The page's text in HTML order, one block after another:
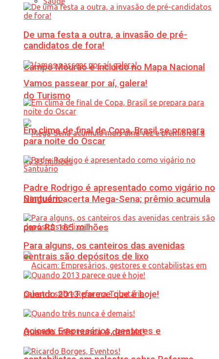
Campo Mourão é incluído no Mapa Nacional
do Turismo
Ninguém acerta Mega-Sena; prêmio acumula
para R$ 165 milhões
Acicam: Empresários, gestores e
De uma festa a outra, a invasão de pré-
candidatos de fora!
Vamos passear por aí, galera!
Em clima de final de Copa, Brasil se prepara
para noite do Oscar
Padre Rodrigo é apresentado como vigário no
Santuário
Para alguns, os canteiros das avenidas
centrais são depósitos de lixo
Quando 2013 parece que é hoje!
Quando três nunca é demais!